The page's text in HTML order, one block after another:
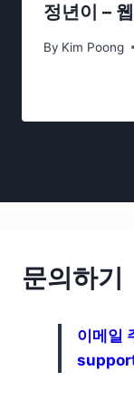
정년이 –
By Kim Poong
문의하기
이메일